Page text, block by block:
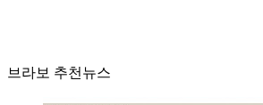
브라보 추천뉴스